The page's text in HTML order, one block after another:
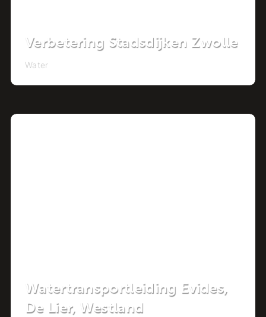
Verbetering Stadsdijken Zwolle
Water
Watertransportleiding Evides,
De Lier, Westland